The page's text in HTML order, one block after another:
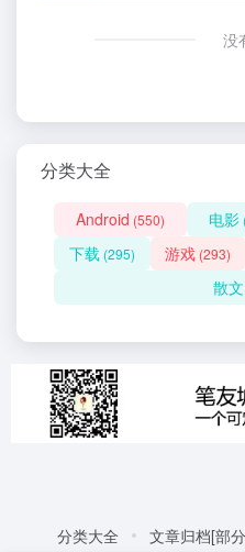
没
分类大全
Android (550) 电影
下载 (295) 游戏 (293)
散文
分类大全 文章归档[部